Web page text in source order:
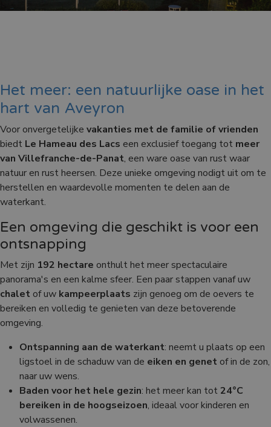
Het meer: een natuurlijke oase in het
hart van Aveyron
Voor onvergetelijke vakanties met de familie of vrienden
biedt Le Hameau des Lacs een exclusief toegang tot meer
van Villefranche-de-Panat, een ware oase van rust waar
natuur en rust heersen. Deze unieke omgeving nodigt uit om te
herstellen en waardevolle momenten te delen aan de
waterkant.
Een omgeving die geschikt is voor een
ontsnapping
Met zijn 192 hectare onthult het meer spectaculaire
panorama's en een kalme sfeer. Een paar stappen vanaf uw
chalet of uw kampeerplaats zijn genoeg om de oevers te
bereiken en volledig te genieten van deze betoverende
omgeving.
Ontspanning aan de waterkant: neemt u plaats op een
ligstoel in de schaduw van de eiken en genet of in de zon,
naar uw wens.
Baden voor het hele gezin: het meer kan tot24°C
bereiken in de hoogseizoen, ideaal voor kinderen en
volwassenen.